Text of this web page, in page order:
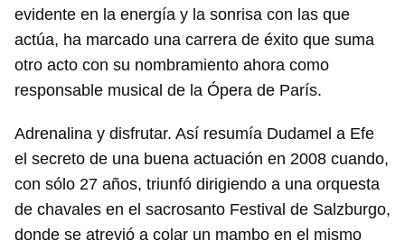
evidente en la energía y la sonrisa con las que
actúa, ha marcado una carrera de éxito que suma
otro acto con su nombramiento ahora como
responsable musical de la Ópera de París.
Adrenalina y disfrutar. Así resumía Dudamel a Efe
el secreto de una buena actuación en 2008 cuando,
con sólo 27 años, triunfó dirigiendo a una orquesta
de chavales en el sacrosanto Festival de Salzburgo,
donde se atrevió a colar un mambo en el mismo